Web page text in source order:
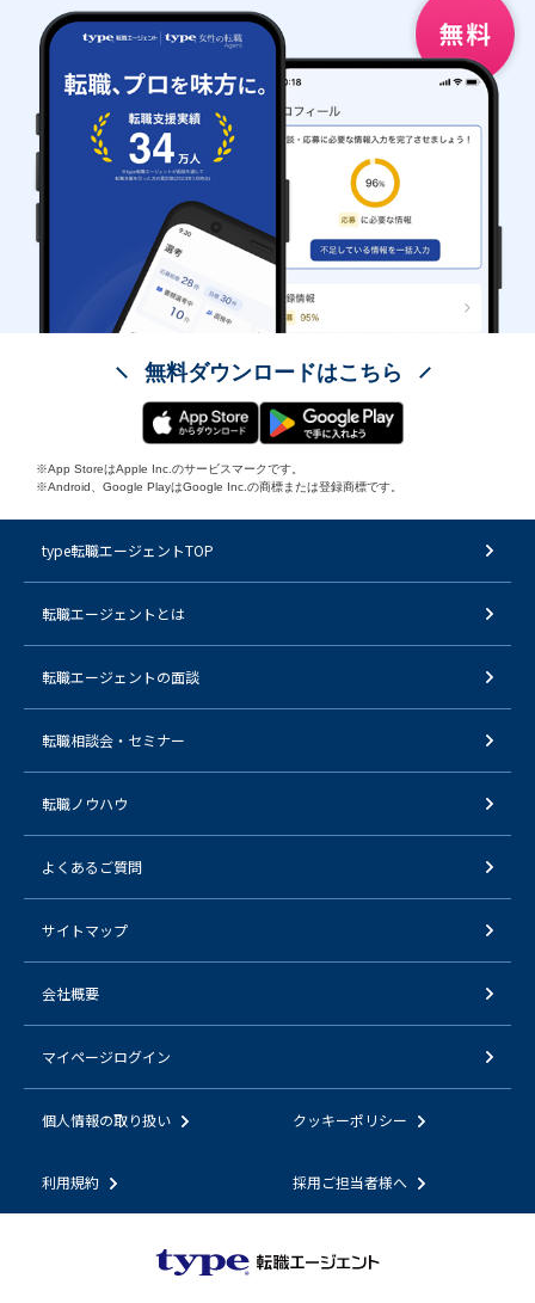
無料ダウンロードはこちら
※App StoreはApple Inc.のサービスマークです。
※Android、Google PlayはGoogle Inc.の商標または登録商標です。
type転職エージェントTOP
転職エージェントとは
転職エージェントの面談
転職相談会・セミナー
転職ノウハウ
よくあるご質問
サイトマップ
会社概要
マイページログイン
個人情報の取り扱い クッキーポリシー
利用規約 採用ご担当者様へ